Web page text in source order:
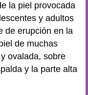
la piel provocada
y adultos
de erupción en la
de muchas
ovalada, sobre
y la parte alta